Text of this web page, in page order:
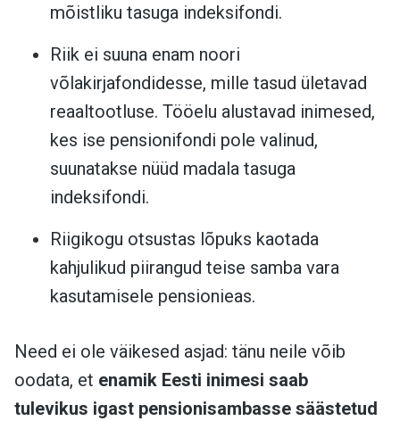
mõistliku tasuga indeksifondi.
Riik ei suuna enam noori
võlakirjafondidesse, mille tasud ületavad
reaaltootluse. Tööelu alustavad inimesed,
kes ise pensionifondi pole valinud,
suunatakse nüüd madala tasuga
indeksifondi.
Riigikogu otsustas lõpuks kaotada
kahjulikud piirangud teise samba vara
kasutamisele pensionieas.
Need ei ole väikesed asjad: tänu neile võib
oodata, et enamik Eesti inimesi saab
tulevikus igast pensionisambasse säästetud